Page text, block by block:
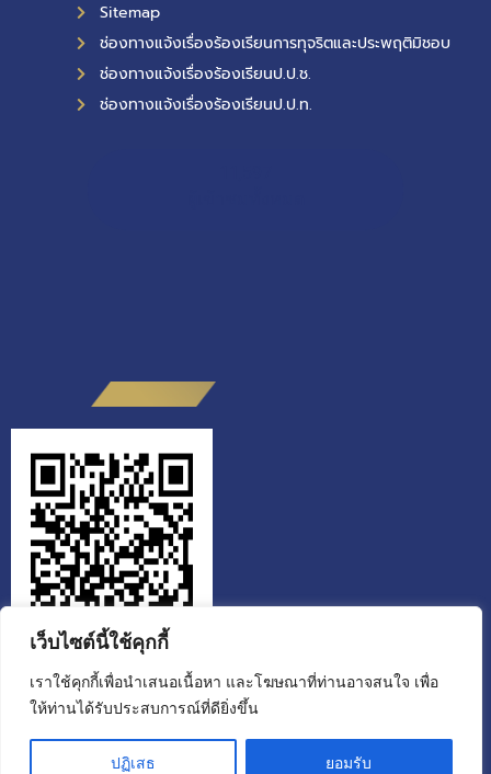
เว็บไซต์นี้ใช้คุกกี้
เราใช้คุกกี้เพื่อนำเสนอเนื้อหา และโฆษณาที่ท่านอาจสนใจ เพื่อ
ให้ท่านได้รับประสบการณ์ที่ดียิ่งขึ้น
ปฏิเสธ ยอมรับ
Sitemap
ช่องทางแจ้งเรื่องร้องเรียนการทุจริตและประพฤติมิชอบ
ช่องทางแจ้งเรื่องร้องเรียนป.ป.ช.
ช่องทางแจ้งเรื่องร้องเรียนป.ป.ท.
สำนักงานส่งเสริมวิสาหกิจเพื่อสังคม